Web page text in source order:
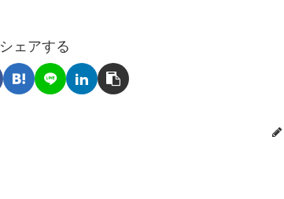
シェアする